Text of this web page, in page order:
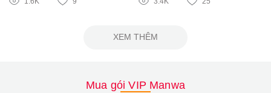
XEM THÊM
Mua gói VIP Manwa